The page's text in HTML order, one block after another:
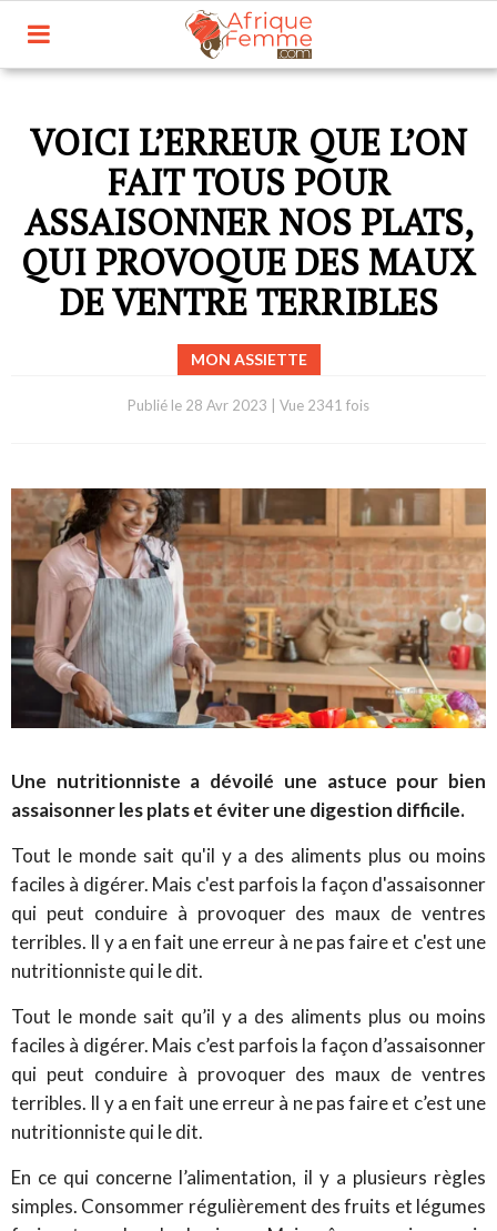
VOICI L’ERREUR QUE L’ON
FAIT TOUS POUR
ASSAISONNER NOS PLATS,
QUI PROVOQUE DES MAUX
DE VENTRE TERRIBLES
MON ASSIETTE
Publié le 28 Avr 2023 Vue 2341 fois
Une nutritionniste a dévoilé une astuce pour bien
assaisonner les plats et éviter une digestion difficile.
Tout le monde sait qu'il y a des aliments plus ou moins
faciles à digérer. Mais c'est parfois la façon d'assaisonner
qui peut conduire à provoquer des maux de ventres
terribles. Il y a en fait une erreur à ne pas faire et c'est une
nutritionniste qui le dit.
Tout le monde sait qu’il y a des aliments plus ou moins
faciles à digérer. Mais c’est parfois la façon d’assaisonner
qui peut conduire à provoquer des maux de ventres
terribles. Il y a en fait une erreur à ne pas faire et c’est une
nutritionniste qui le dit.
En ce qui concerne l’alimentation, il y a plusieurs règles
simples. Consommer régulièrement des fruits et légumes